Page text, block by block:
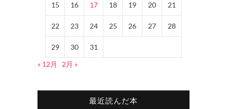
15 16 17 18 19 20 21
22 23 24 25 26 27 28
29 30
31
« 12月
2月 »
最近読んだ本